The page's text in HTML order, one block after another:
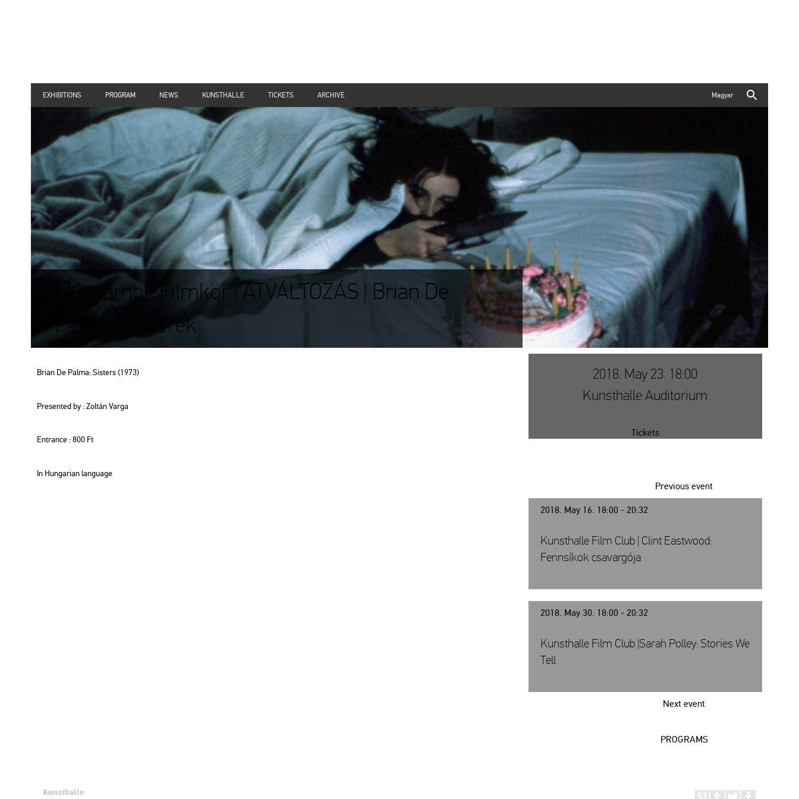
EXHIBITIONS PROGRAM NEWS KUNSTHALLE TICKETS ARCHIVE Magyar
Műcsarnok Filmkör | ÁTVÁLTOZÁS | Brian De
Palma: Nővérek
Brian De Palma: Sis­ters (1973)
Pre­sen­ted by : Zol­tán Varga
Entrance : 800 Ft
In Hun­ga­ri­an lan­gu­age
2018. May 23. 18:00
Kunsthalle Auditorium
Tickets
2018. May 16. 18:00 - 20:32
Previous event
Kunsthalle Film Club | Clint Eastwood:
Fennsíkok csavargója
2018. May 30. 18:00 - 20:32
Next event
Kunsthalle Film Club |Sarah Polley: Stories We
Tell
PROGRAMS
Kunsthalle